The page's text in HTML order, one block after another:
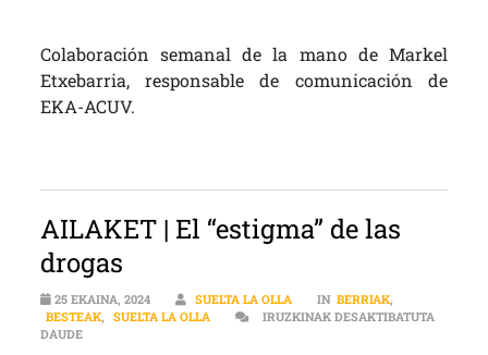
Colaboración semanal de la mano de Markel
Etxebarria, responsable de comunicación de
EKA-ACUV.
AILAKET | El “estigma” de las
drogas
25 EKAINA, 2024 SUELTA LA OLLA IN BERRIAK,
BESTEAK, SUELTA LA OLLA
IRUZKINAK DESAKTIBATUTA
DAUDEAILAKET | EL “ESTIGMA” DE LAS DROGAS SARRERAN